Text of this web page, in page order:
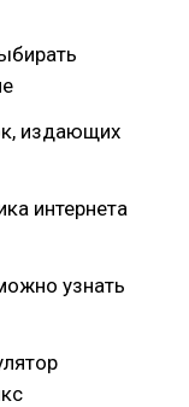
издающих
интернета
узнать